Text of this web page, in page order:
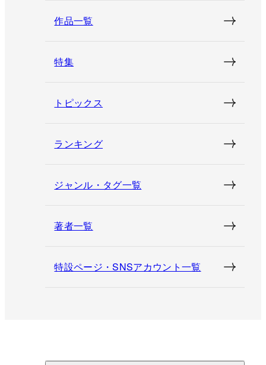
作品一覧
特集
トピックス
ランキング
ジャンル・タグ一覧
著者一覧
特設ページ・SNSアカウント一覧